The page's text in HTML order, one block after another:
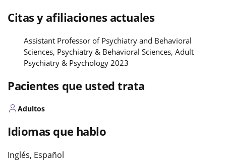
Citas y afiliaciones actuales
Assistant Professor of Psychiatry and Behavioral
Sciences, Psychiatry & Behavioral Sciences, Adult
Psychiatry & Psychology 2023
Pacientes que usted trata
Adultos
Idiomas que hablo
Inglés, Español